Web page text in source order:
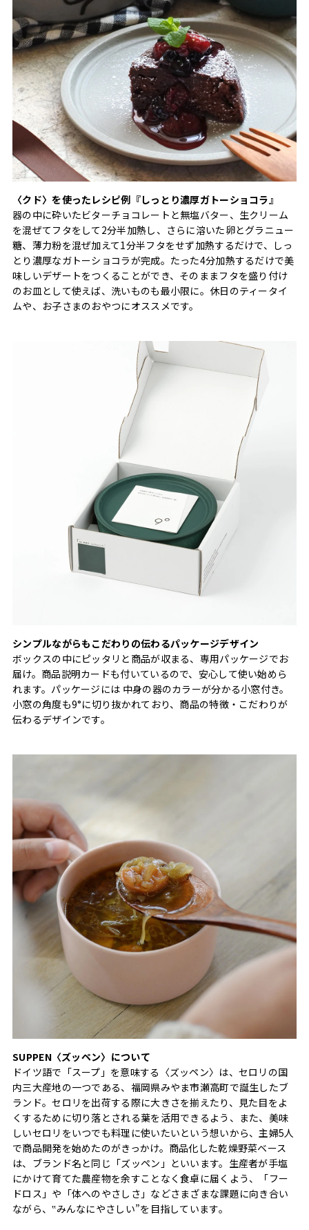
〈クド〉を使ったレシピ例『しっとり濃厚ガトーショコラ』
器の中に砕いたビターチョコレートと無塩バター、生クリーム
を混ぜてフタをして2分半加熱し、さらに溶いた卵とグラニュー
糖、薄力粉を混ぜ加えて1分半フタをせず加熱するだけで、しっ
とり濃厚なガトーショコラが完成。たった4分加熱するだけで美
味しいデザートをつくることができ、そのままフタを盛り付け
のお皿として使えば、洗いものも最小限に。休日のティータイ
ムや、お子さまのおやつにオススメです。
シンプルながらもこだわりの伝わるパッケージデザイン
ボックスの中にピッタリと商品が収まる、専用パッケージでお
届け。商品説明カードも付いているので、安心して使い始めら
れます。パッケージには 中身の器のカラーが分かる小窓付き。
小窓の角度も9°に切り抜かれており、商品の特徴・こだわりが
伝わるデザインです。
SUPPEN〈ズッペン〉について
ドイツ語で「スープ」を意味する〈ズッペン〉は、セロリの国
内三大産地の一つである、福岡県みやま市瀬高町で誕生したブ
ランド。セロリを出荷する際に大きさを揃えたり、見た目をよ
くするために切り落とされる葉を活用できるよう、また、美味
しいセロリをいつでも料理に使いたいという想いから、主婦5人
で商品開発を始めたのがきっかけ。商品化した乾燥野菜ベース
は、ブランド名と同じ「ズッペン」といいます。生産者が手塩
にかけて育てた農産物を余すことなく食卓に届くよう、「フー
ドロス」や「体へのやさしさ」などさまざまな課題に向き合い
ながら、‟みんなにやさしい”を目指しています。